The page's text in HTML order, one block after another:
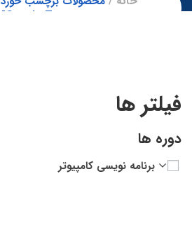
Google Test”
فیلتر ها
دوره ها
برنامه نویسی کامپیوتر